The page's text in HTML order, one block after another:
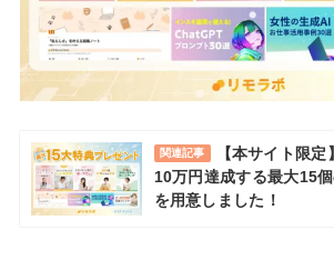
関連記事
【本サイト限
10万円達成する最大15
を用意しました！